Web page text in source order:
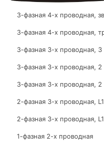
3-фазная 4-х проводная,
3-фазная 4-х проводная,
3-фазная 3-х проводная, 3
3-фазная 3-х проводная, 2
3-фазная 3-х проводная, 2
2-фазная 3-х проводная,
2-фазная 3-х проводная,
1-фазная 2-х проводная